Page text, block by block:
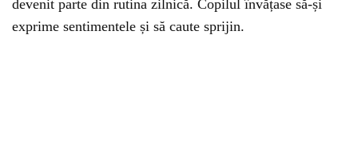
devenit parte din rutina zilnică. Copilul învățase să-și
exprime sentimentele și să caute sprijin.